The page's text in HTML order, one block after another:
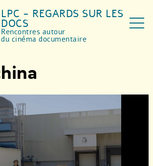
LPC - REGARDS SUR LES
DOCS
Rencontres autour
du cinéma documentaire